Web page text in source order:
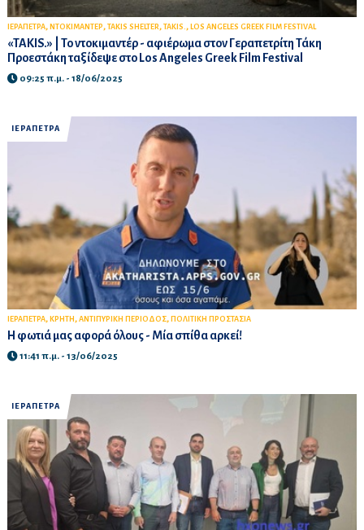
ΙΕΡΑΠΕΤΡΑ, ΝΤΟΚΙΜΑΝΤΕΡ, TAKIS SHELTER, TAKIS. , LOS ANGELES GREEK FILM FESTIVAL
«TAKIS.» | Το ντοκιμαντέρ - αφιέρωμα στον Γεραπετρίτη Τάκη
Προεστάκη ταξίδεψε στο Los Angeles Greek Film Festival
09:25 π.μ. - 18/06/2025
ΙΕΡΑΠΕΤΡΑ
ΙΕΡΑΠΕΤΡΑ, ΚΡΗΤΗ , ΑΝΤΙΠΥΡΙΚΗ ΠΕΡΙΟΔΟΣ, ΠΟΛΙΤΙΚΗ ΠΡΟΣΤΑΣΙΑ
Η φωτιά μας αφορά όλους - Μία σπίθα αρκεί!
11:41 π.μ. - 13/06/2025
ΙΕΡΑΠΕΤΡΑ